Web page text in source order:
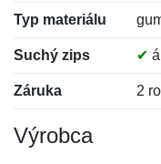
Typ materiálu
Suchý zips ✔
Záruka 2
Výrobca